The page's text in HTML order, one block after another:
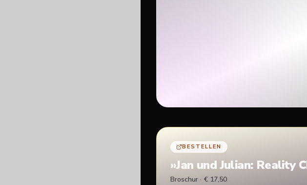
BESTELLEN
»Jan und Julian: Reality
Broschur · € 17,50